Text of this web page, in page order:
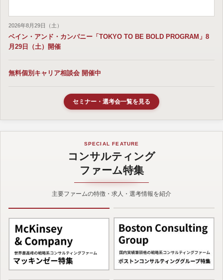
2026年8月29日（土）
ベイン・アンド・カンパニー「TOKYO TO BE BOLD PROGRAM」8
月29日（土）開催
無料個別キャリア相談会 開催中
セミナー・選考会一覧を見る
SPECIAL FEATURE
コンサルティング
ファーム特集
主要ファームの特徴・求人・選考情報を紹介